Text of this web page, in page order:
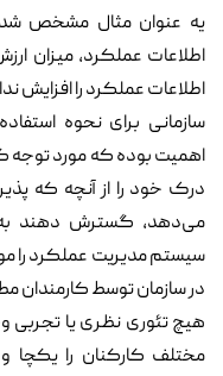
یه عنوان مثال مشخص شد
اطلاعات عملکرد، میزان
اطلاعات عملکرد را افزایش
سازمانی برای نحوه
اهمیت بوده که مورد توجه
درک خود را از آنچه که
می‌دهد، گسترش دهند به
سیستم مدیریت عملکرد را
در سازمان توسط کارمندان
هیچ تئوری نظری یا تجربی
مختلف کارکنان را